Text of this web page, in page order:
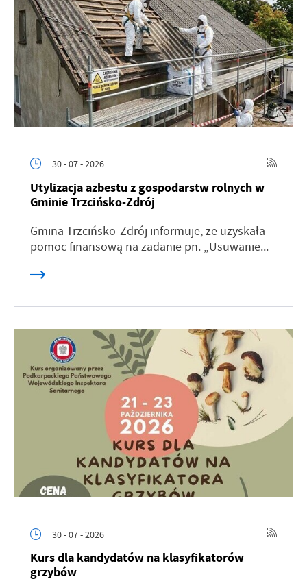
30 - 07 - 2026
Utylizacja azbestu z gospodarstw rolnych w
Gminie Trzcińsko-Zdrój
Gmina Trzcińsko-Zdrój informuje, że uzyskała
pomoc finansową na zadanie pn. „Usuwanie...
30 - 07 - 2026
Kurs dla kandydatów na klasyfikatorów
grzybów